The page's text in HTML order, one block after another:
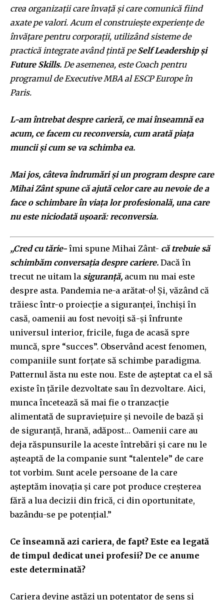
crea organizații care învață și care comunică fiind
axate pe valori. Acum el construiește experiențe de
învățare pentru corporații, utilizând sisteme de
practică integrate având țintă peSelf Leadership și
Future Skills. De asemenea, este Coach pentru
programul de Executive MBA al ESCP Europe în
Paris.
L-am întrebat despre carieră, ce mai înseamnă ea
acum, ce facem cu reconversia, cum arată piața
muncii și cum se va schimba ea.
Mai jos, câteva îndrumări și un program despre care
Mihai Zânt spune că ajută celor care au nevoie de a
face o schimbare în viața lor profesională, una care
nu este niciodată ușoară: reconversia.
„Cred cu tărie-îmi spune Mihai Zânt- că trebuie să
schimbăm conversația despre cariere. Dacă în
trecut ne uitam la siguranță, acum nu mai este
despre asta. Pandemia ne-a arătat-o! Și, văzând că
trăiesc într-o proiecție a siguranței, închiși în
casă, oamenii au fost nevoiți să-și înfrunte
universul interior, fricile, fuga de acasă spre
muncă, spre “succes”. Observând acest fenomen,
companiile sunt forțate să schimbe paradigma.
Patternul ăsta nu este nou. Este de așteptat ca el să
existe în țările dezvoltate sau în dezvoltare. Aici,
munca încetează să mai fie o tranzacție
alimentată de supraviețuire și nevoile de bază și
de siguranță, hrană, adăpost… Oamenii care au
deja răspunsurile la aceste întrebări și care nu le
așteaptă de la companie sunt “talentele” de care
tot vorbim. Sunt acele persoane de la care
așteptăm inovația și care pot produce creșterea
fără a lua decizii din frică, ci din oportunitate,
bazându-se pe potențial.”
Ce înseamnă azi cariera, de fapt? Este ea legată
de timpul dedicat unei profesii? De ce anume
este determinată?
Cariera devine astăzi un potențator de sens și